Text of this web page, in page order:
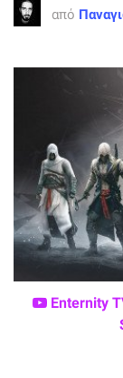
από
Enternity